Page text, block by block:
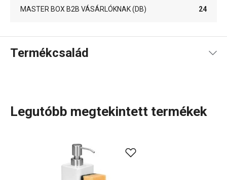
MASTER BOX B2B VÁSÁRLÓKNAK (DB) 24
Termékcsalád
mindennapos, rendszeres használatra terveztük. Mivel
ezek a konyhai eszközök mindig szem előtt vannak és
kéznél kell lenniük, különösen nagy figyelmet fordítottunk
Legutóbb megtekintett termékek